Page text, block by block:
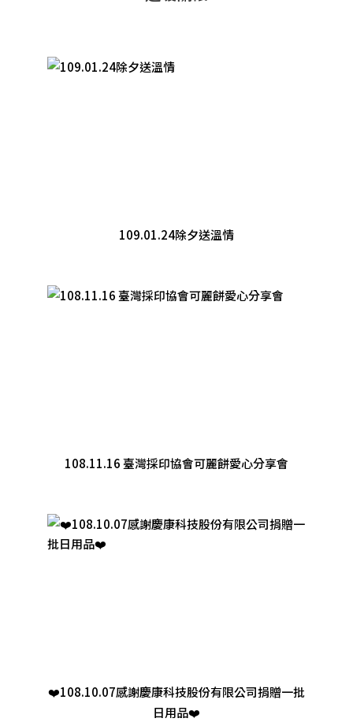
109.01.24除夕送溫情
108.11.16 臺灣採印協會可麗餅愛心分享會
❤️108.10.07感謝慶康科技股份有限公司捐贈一批
日用品❤️